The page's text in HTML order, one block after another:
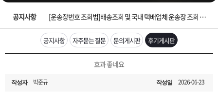
맨
품
은
노
객
마
공지사항 [운송장번호 조회법]배송조회 및 국내 택배업체 운송장 조회 하는법
[ios앱 오픈]아이폰 고객 앱설치 가능합니다.
[무인택배함 이용 안내] 집 밖에 주소로 택배 받기
입금확인이 안되는 상황을 대비해 꼭 입금후 고객센터 연락바랍니다.
공지사항 자주묻는 질문 문의게시판 후기게시판
효과 좋네요
작성자 박준규 작성일 2026-06-23